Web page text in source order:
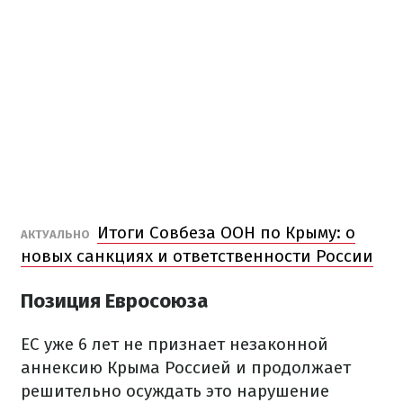
АКТУАЛЬНО
Итоги Совбеза ООН по Крыму: о
новых санкциях и ответственности России
Позиция Евросоюза
ЕС уже 6 лет не признает незаконной
аннексию Крыма Россией и продолжает
решительно осуждать это нарушение